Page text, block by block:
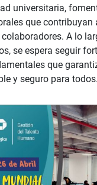
universitaria,
que contribuyan
A lo
se espera seguir
que
y seguro para todos.